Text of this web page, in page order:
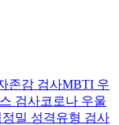
존감 검사MBTI 우
검사코로나 우울
정밀 성격유형 검사